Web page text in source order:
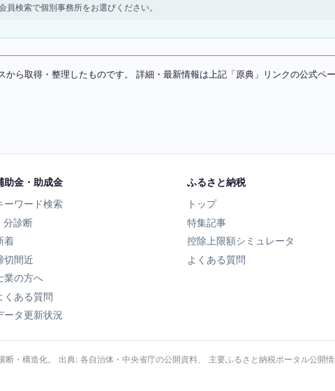
検索で個別事務所をお選びください。
ら取得・整理したものです。 詳細・最新情報は上記「原典」リンクの公式ペ
助金・助成金
ーワード検索
分診断
着
切間近
業の方へ
くある質問
ータ更新状況
ふるさと納税
トップ
特集記事
控除上限額シミュレータ
よくある質問
・構造化。 出典: 各自治体・中央省庁の公開資料、 主要ふるさと納税ポータル公